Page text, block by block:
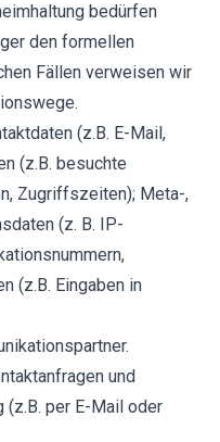
bedürfen
den formellen
Fällen verweisen wir
(z.B. E-Mail,
(z.B. besuchte
Zugriffszeiten); Meta-,
(z. B. IP-
(z.B. Eingaben in
und
(z.B. per E-Mail oder